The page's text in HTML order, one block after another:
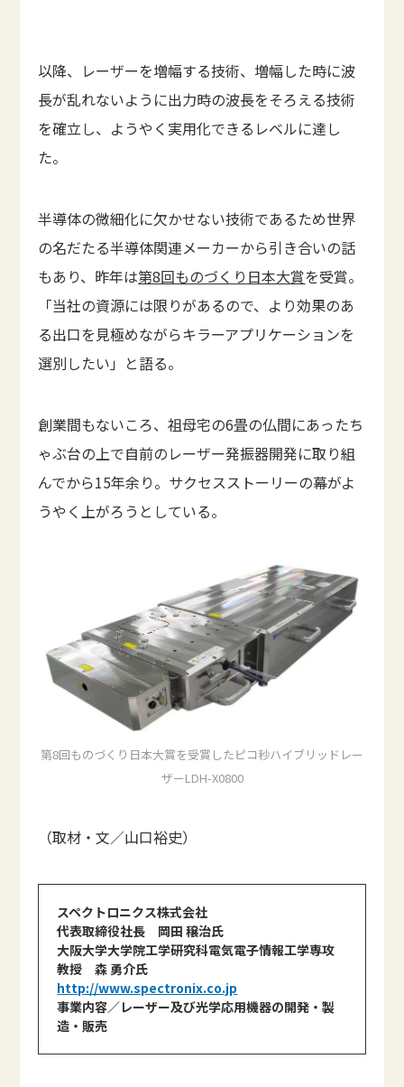
以降、レーザーを増幅する技術、増幅した時に波
長が乱れないように出力時の波長をそろえる技術
を確立し、ようやく実用化できるレベルに達し
た。
半導体の微細化に欠かせない技術であるため世界
の名だたる半導体関連メーカーから引き合いの話
もあり、昨年は第8回ものづくり日本大賞を受賞。
「当社の資源には限りがあるので、より効果のあ
る出口を見極めながらキラーアプリケーションを
選別したい」と語る。
創業間もないころ、祖母宅の6畳の仏間にあったち
ゃぶ台の上で自前のレーザー発振器開発に取り組
んでから15年余り。サクセスストーリーの幕がよ
うやく上がろうとしている。
第8回ものづくり日本大賞を受賞したピコ秒ハイブリッドレー
ザーLDH-X0800
（取材・文／山口裕史）
スペクトロニクス株式会社
代表取締役社長 岡田 穣治氏
大阪大学大学院工学研究科電気電子情報工学専攻
教授 森 勇介氏
http://www.spectronix.co.jp
事業内容／レーザー及び光学応用機器の開発・製
造・販売